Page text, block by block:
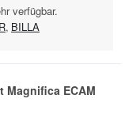
verfügbar.
, BILLA
Magnifica ECAM